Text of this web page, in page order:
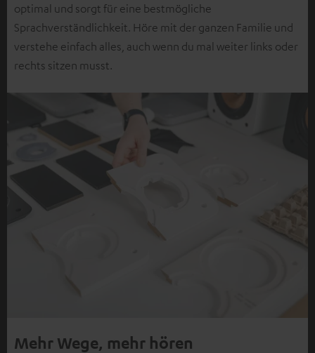
optimal und sorgt für eine bestmögliche
Sprachverständlichkeit. Höre mit der ganzen Familie und
verstehe einfach alles, auch wenn du mal weiter links oder
rechts sitzen musst.
Mehr Wege, mehr hören